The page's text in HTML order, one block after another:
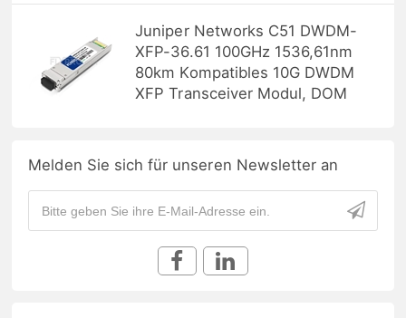
Juniper Networks C51 DWDM-
XFP-36.61 100GHz 1536,61nm
80km Kompatibles 10G DWDM
XFP Transceiver Modul, DOM
Melden Sie sich für unseren Newsletter an